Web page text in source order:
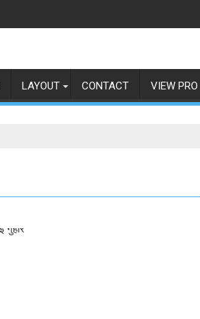
LAYOUT CONTACT VIEW PRO